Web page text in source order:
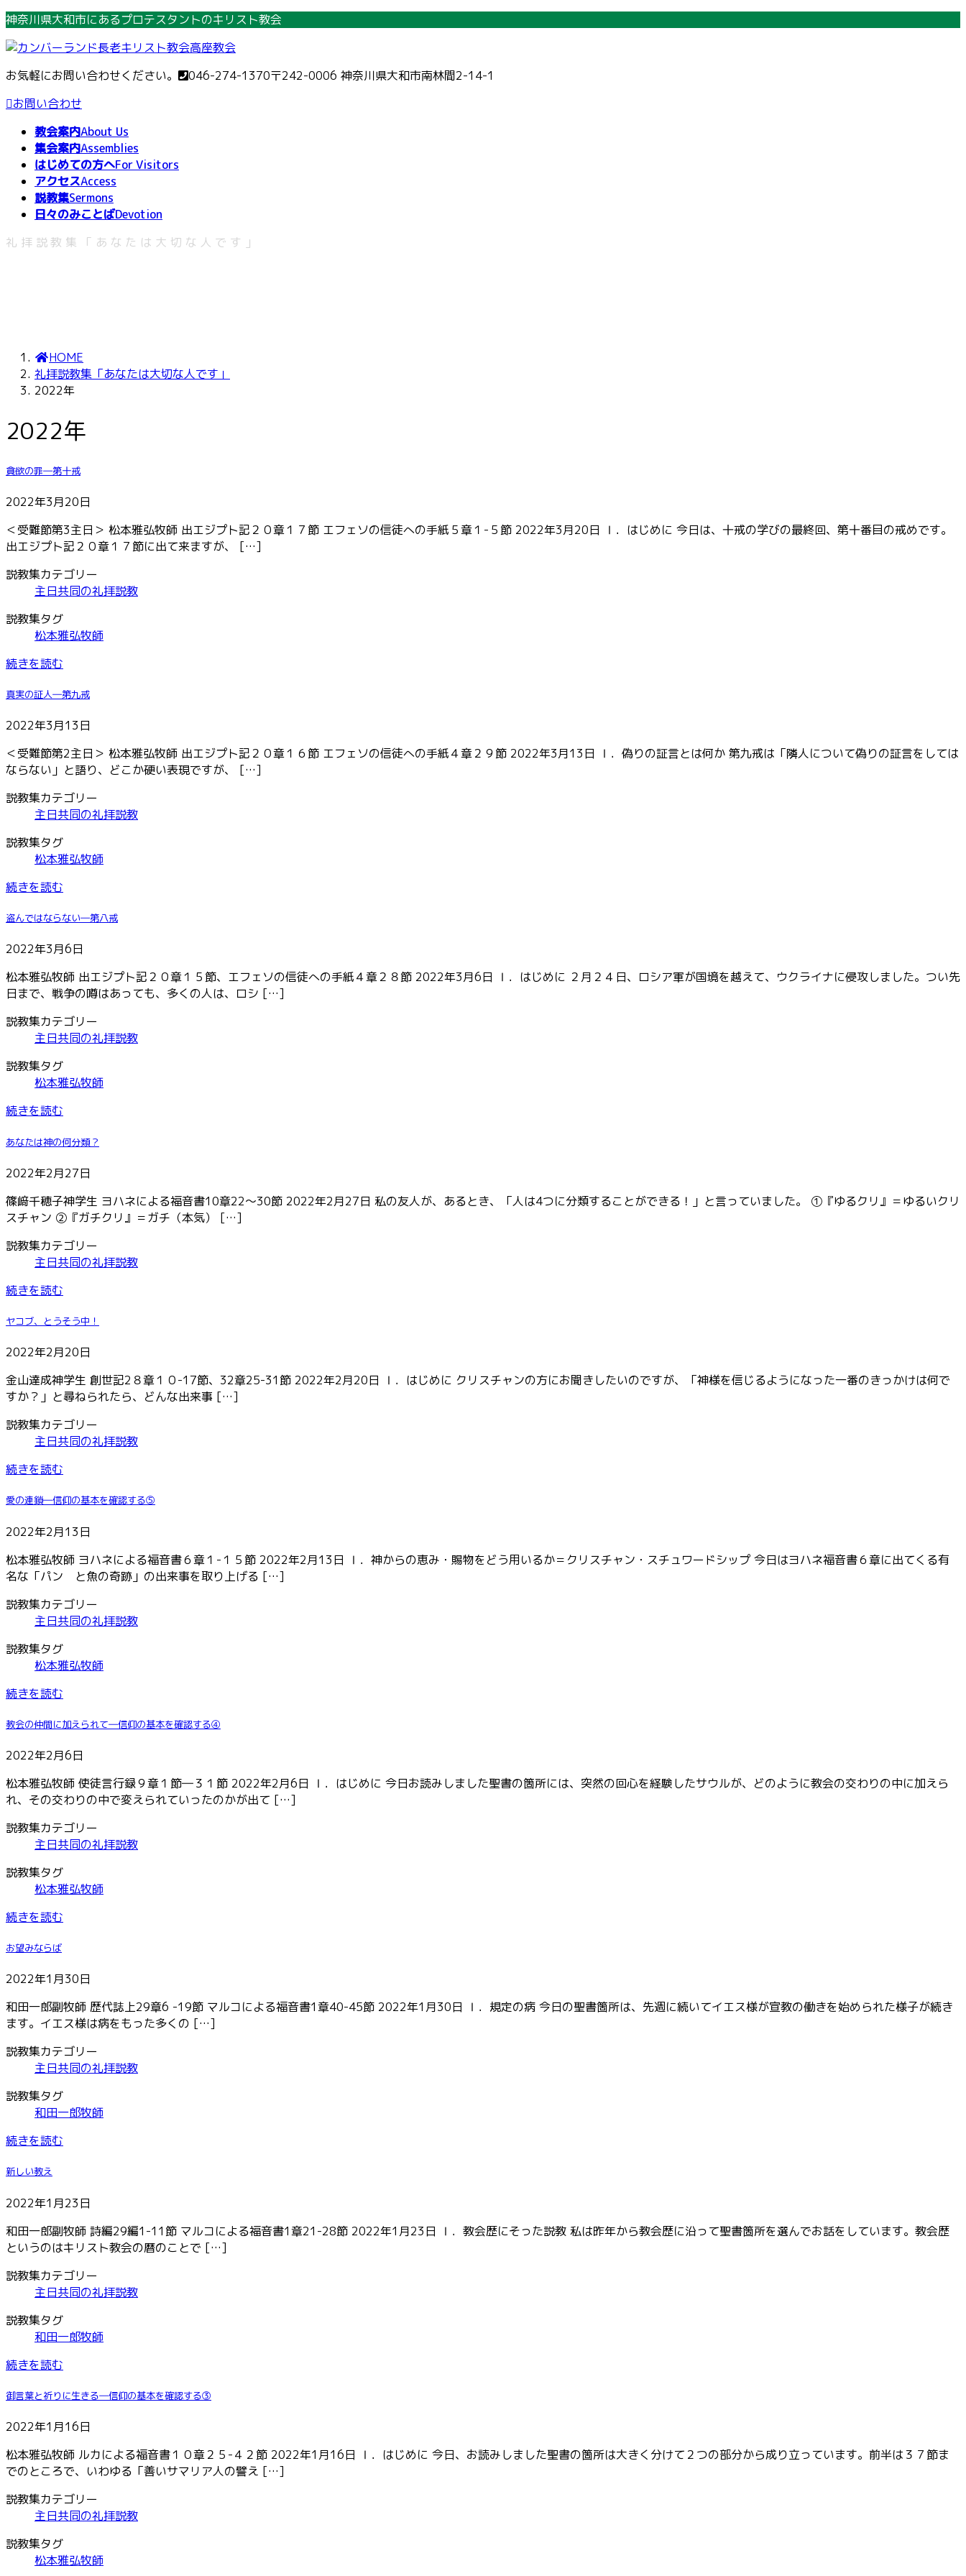
コ
テ
ン
ツ
へ
ナ
ゲ
ー
シ
ョ
神奈川県大和市にあるプロテスタントのキリスト教会
お気軽にお問い合わせください。 046-274-1370〒242-0006 神奈川県大和市南林間2-14-1
お問い合わせ
教会案内About Us
集会案内Assemblies
はじめての方へFor Visitors
アクセスAccess
説教集Sermons
日々のみことばDevotion
礼拝説教集「あなたは大切な人です」
HOME
礼拝説教集「あなたは大切な人です」
2022年
2022年
貪欲の罪―第十戒
2022年3月20日
＜受難節第3主日＞ 松本雅弘牧師 出エジプト記２０章１７節 エフェソの信徒への手紙５章１-５節 2022年3月20日 Ⅰ．はじめに 今日は、十戒の学びの最終回、第十番目の戒めです。
出エジプト記２０章１７節に出て来ますが、 […]
説教集カテゴリー
主日共同の礼拝説教
説教集タグ
松本雅弘牧師
続きを読む
真実の証人―第九戒
2022年3月13日
＜受難節第2主日＞ 松本雅弘牧師 出エジプト記２０章１６節 エフェソの信徒への手紙４章２９節 2022年3月13日 Ⅰ．偽りの証言とは何か 第九戒は「隣人について偽りの証言をしては
ならない」と語り、どこか硬い表現ですが、 […]
説教集カテゴリー
主日共同の礼拝説教
説教集タグ
松本雅弘牧師
続きを読む
盗んではならない―第八戒
2022年3月6日
松本雅弘牧師 出エジプト記２０章１５節、エフェソの信徒への手紙４章２８節 2022年3月6日 Ⅰ．はじめに ２月２４日、ロシア軍が国境を越えて、ウクライナに侵攻しました。つい先
日まで、戦争の噂はあっても、多くの人は、ロシ […]
説教集カテゴリー
主日共同の礼拝説教
説教集タグ
松本雅弘牧師
続きを読む
あなたは神の何分類？
2022年2月27日
篠﨑千穂子神学生 ヨハネによる福音書10章22～30節 2022年2月27日 私の友人が、あるとき、「人は4つに分類することができる！」と言っていました。 ①『ゆるクリ』＝ゆるいクリ
スチャン ②『ガチクリ』＝ガチ（本気） […]
説教集カテゴリー
主日共同の礼拝説教
続きを読む
ヤコブ、とうそう中！
2022年2月20日
金山達成神学生 創世記2８章１０-17節、32章25-31節 2022年2月20日 Ⅰ．はじめに クリスチャンの方にお聞きしたいのですが、「神様を信じるようになった一番のきっかけは何で
すか？」と尋ねられたら、どんな出来事 […]
説教集カテゴリー
主日共同の礼拝説教
続きを読む
愛の連鎖―信仰の基本を確認する⑤
2022年2月13日
松本雅弘牧師 ヨハネによる福音書６章１-１５節 2022年2月13日 Ⅰ．神からの恵み・賜物をどう用いるか＝クリスチャン・スチュワードシップ 今日はヨハネ福音書６章に出てくる有
名な「パン と魚の奇跡」の出来事を取り上げる […]
説教集カテゴリー
主日共同の礼拝説教
説教集タグ
松本雅弘牧師
続きを読む
教会の仲間に加えられて―信仰の基本を確認する④
2022年2月6日
松本雅弘牧師 使徒言行録９章１節―３１節 2022年2月6日 Ⅰ．はじめに 今日お読みしました聖書の箇所には、突然の回心を経験したサウルが、どのように教会の交わりの中に加えら
れ、その交わりの中で変えられていったのかが出て […]
説教集カテゴリー
主日共同の礼拝説教
説教集タグ
松本雅弘牧師
続きを読む
お望みならば
2022年1月30日
和田一郎副牧師 歴代誌上29章6 -19節 マルコによる福音書1章40-45節 2022年1月30日 Ⅰ．規定の病 今日の聖書箇所は、先週に続いてイエス様が宣教の働きを始められた様子が続き
ます。イエス様は病をもった多くの […]
説教集カテゴリー
主日共同の礼拝説教
説教集タグ
和田一郎牧師
続きを読む
新しい教え
2022年1月23日
和田一郎副牧師 詩編29編1-11節 マルコによる福音書1章21-28節 2022年1月23日 Ⅰ．教会歴にそった説教 私は昨年から教会歴に沿って聖書箇所を選んでお話をしています。教会歴
というのはキリスト教会の暦のことで […]
説教集カテゴリー
主日共同の礼拝説教
説教集タグ
和田一郎牧師
続きを読む
御言葉と祈りに生きる―信仰の基本を確認する③
2022年1月16日
松本雅弘牧師 ルカによる福音書１０章２５-４２節 2022年1月16日 Ⅰ．はじめに 今日、お読みしました聖書の箇所は大きく分けて２つの部分から成り立っています。前半は３７節ま
でのところで、いわゆる「善いサマリア人の譬え […]
説教集カテゴリー
主日共同の礼拝説教
説教集タグ
松本雅弘牧師